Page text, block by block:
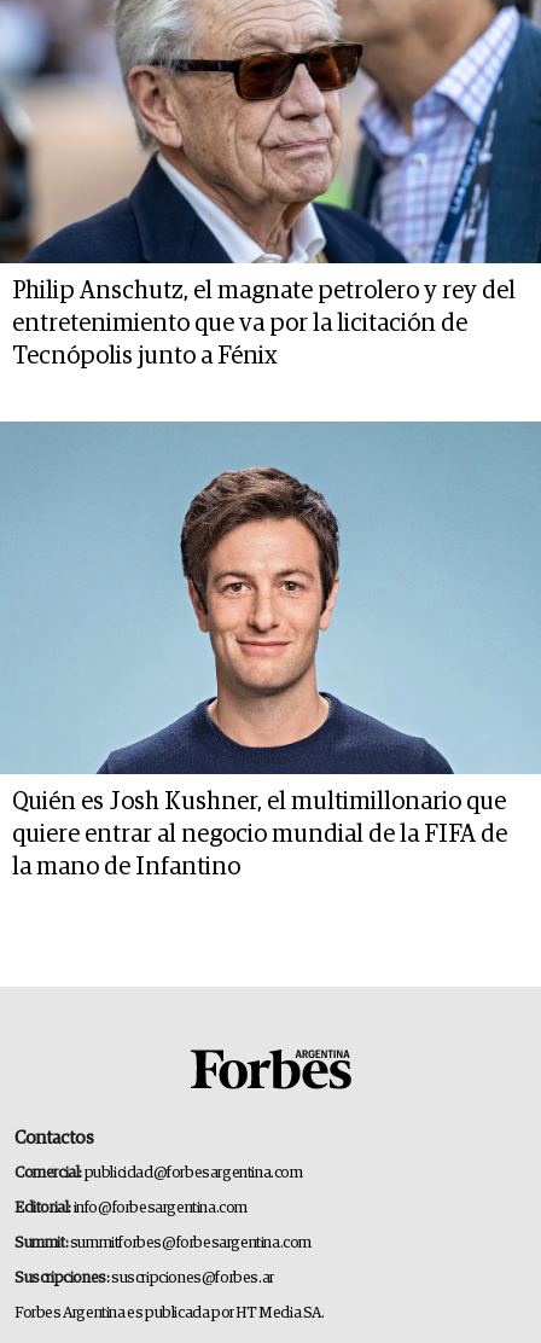
Philip Anschutz, el magnate petrolero y rey del
entretenimiento que va por la licitación de
Tecnópolis junto a Fénix
Quién es Josh Kushner, el multimillonario que
quiere entrar al negocio mundial de la FIFA de
la mano de Infantino
Contactos
Comercial:publicidad@forbesargentina.com
Editorial:info@forbesargentina.com
Summit:summitforbes@forbesargentina.com
Suscripciones:suscripciones@forbes.ar
Forbes Argentina es publicada por HT Media SA.